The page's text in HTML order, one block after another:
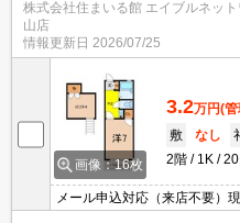
K！保証人も不要です！東松山
集中です🎵（要予約）インタ
株式会社住まいる館 エイブルネッ
山店
情報更新日 2026/07/25
画像：16枚
3.2万円(管
敷
なし
2階
1K
メール申込対応（来店不要）
め！エイブルはクレジット決